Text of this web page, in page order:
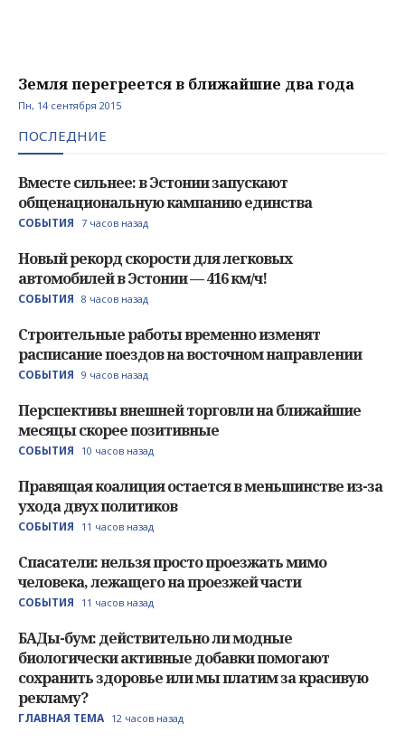
Земля перегреется в ближайшие два года
Пн, 14 сентября 2015
ПОСЛЕДНИЕ
Вместе сильнее: в Эстонии запускают
общенациональную кампанию единства
СОБЫТИЯ 7 часов назад
Новый рекорд скорости для легковых
автомобилей в Эстонии — 416 км/ч!
СОБЫТИЯ 8 часов назад
Строительные работы временно изменят
расписание поездов на восточном направлении
СОБЫТИЯ 9 часов назад
Перспективы внешней торговли на ближайшие
месяцы скорее позитивные
СОБЫТИЯ 10 часов назад
Правящая коалиция остается в меньшинстве из-за
ухода двух политиков
СОБЫТИЯ 11 часов назад
Спасатели: нельзя просто проезжать мимо
человека, лежащего на проезжей части
СОБЫТИЯ 11 часов назад
БАДы-бум: действительно ли модные
биологически активные добавки помогают
сохранить здоровье или мы платим за красивую
рекламу?
ГЛАВНАЯ ТЕМА 12 часов назад